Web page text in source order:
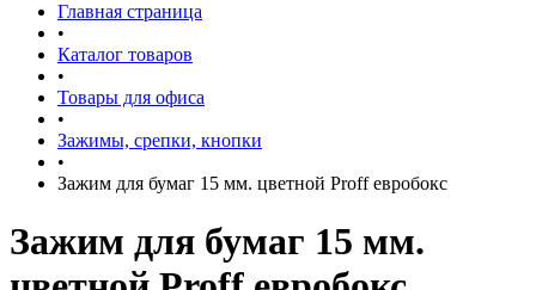
Главная страница
•
Каталог товаров
•
Товары для офиса
•
Зажимы, срепки, кнопки
•
Зажим для бумаг 15 мм. цветной Proff евробокс
Зажим для бумаг 15 мм.